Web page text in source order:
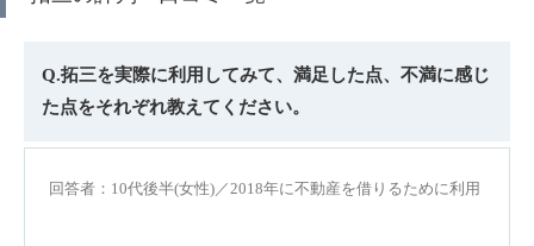
Q.拓三を実際に利用してみて、満足した点、不満に感じ
た点をそれぞれ教えてください。
回答者：10代後半(女性)／2018年に不動産を借りるために利用